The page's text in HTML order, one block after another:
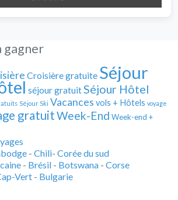
gagner
Croisière gratuite Séjour
séjour gratuitSéjour Hôtel
Séjour Ski Vacances vols + Hôtels voyage
gratuitWeek-End Week-end +
- Chili- Corée du sud
- Brésil - Botswana - Corse
Vert - Bulgarie